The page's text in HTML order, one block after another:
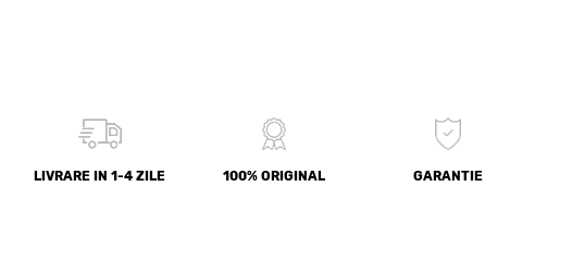
LIVRARE IN 1-4 ZILE 100% ORIGINAL GARANTIE